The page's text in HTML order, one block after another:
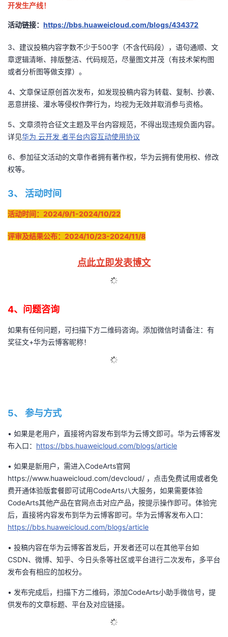
开发生产线！
活动链接： https://bbs.huaweicloud.com/blogs/434372
3、建议投稿内容字数不少于500字（不含代码段），语句通顺、文
章逻辑清晰、排版整洁、代码规范，尽量图文并茂（有技术架构图
或者分析图等做支撑）。
4、文章保证原创首次发布，如发现投稿内容为转载、复制、抄袭、
恶意拼接、灌水等侵权作弊行为，均视为无效并取消参与资格。
5、文章须符合征文主题及平台内容规范，不得出现违规负面内容。
详见华为 云开发 者平台内容互动使用协议
6、参加征文活动的文章作者拥有著作权，华为云拥有使用权、修改
权等。
3、 活动时间
活动时间：2024/9/1-2024/10/22
评审及结果公布：2024/10/23-2024/11/8
点此立即发表博文
4、问题咨询
如果有任何问题，可扫描下方二维码咨询。添加微信时请备注：有
奖征文+华为云博客昵称！
5、 参与方式
• 如果是老用户，直接将内容发布到华为云博文即可。 华为云博客发
布入口： https://bbs.huaweicloud.com/blogs/article
• 如果是新用户，需进入CodeArts官网
https://www.huaweicloud.com/devcloud/ ，点击免费试用或者免
费开通体验版套餐即可试用CodeArts八大服务，如果需要体验
CodeArts其他产品在官网点击对应产品，按提示操作即可。 体验完
后， 直接将内容发布到华为云博客即可。 华为云博客发布入口：
https://bbs.huaweicloud.com/blogs/article
• 投稿内容在华为云博客首发后， 开发者还可以在其他平台如
CSDN、微博、知乎、今日头条等社区或平台进行二次发布， 多平台
发布会有相应的加权分。
• 发布完成后， 扫描下方二维码， 添加CodeArts小助手微信号， 提
供发布的文章标题、平台及对应链接。